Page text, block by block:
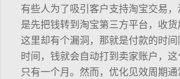
有些人为了吸引客户支持淘宝交易
是先把钱转到淘宝第三方平台，收货
这里却有个漏洞，那就是付款的时
时间，钱就会自动打到卖家账户，
只有一个月。然而，优化见效周期